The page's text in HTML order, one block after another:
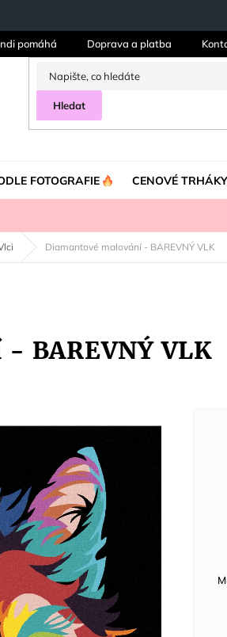
pomáhá Doprava a platba
Hledat
FOTOGRAFIE CENOVÉ TRHÁKY
Diamantové malování - BAREVNÝ VLK
BAREVNÝ VLK